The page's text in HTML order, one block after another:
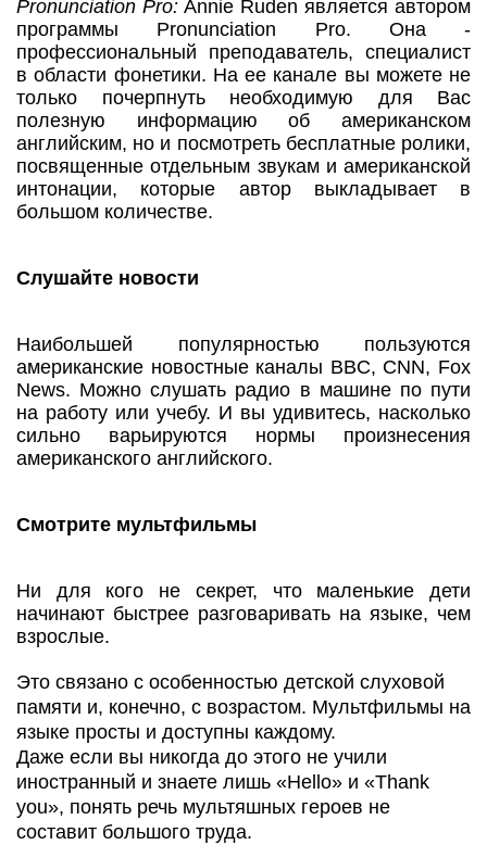
Pronunciation Pro: Annie Ruden является автором
программы Pronunciation Pro. Она -
профессиональный преподаватель, специалист
в области фонетики. На ее канале вы можете не
только почерпнуть необходимую для Вас
полезную информацию об американском
английским, но и посмотреть бесплатные ролики,
посвященные отдельным звукам и американской
интонации, которые автор выкладывает в
большом количестве.
Слушайте новости
Наибольшей популярностью пользуются
американские новостные каналы BBC, CNN, Fox
News. Можно слушать радио в машине по пути
на работу или учебу. И вы удивитесь, насколько
сильно варьируются нормы произнесения
американского английского.
Смотрите мультфильмы
Ни для кого не секрет, что маленькие дети
начинают быстрее разговаривать на языке, чем
взрослые.
Это связано с особенностью детской слуховой
памяти и, конечно, с возрастом. Мультфильмы на
языке просты и доступны каждому.
Даже если вы никогда до этого не учили
иностранный и знаете лишь «Hello» и «Thank
you», понять речь мультяшных героев не
составит большого труда.